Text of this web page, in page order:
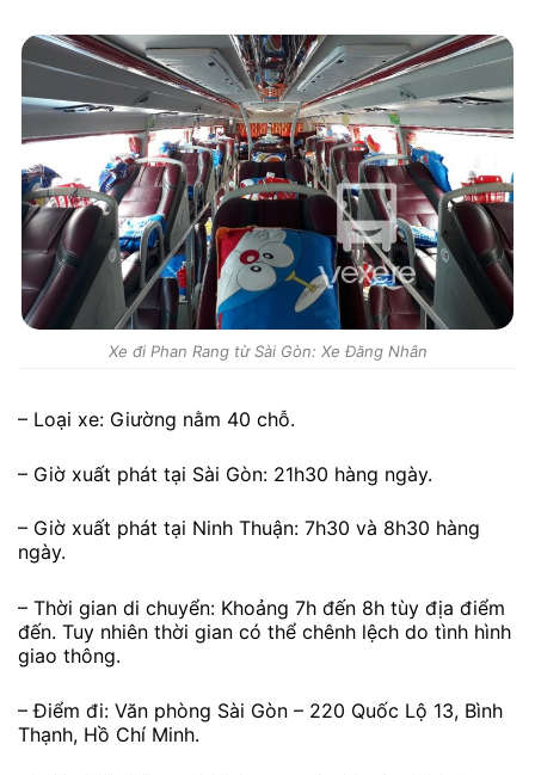
Xe đi Phan Rang từ Sài Gòn: Xe Đăng Nhân
– Loại xe: Giường nằm 40 chỗ.
– Giờ xuất phát tại Sài Gòn: 21h30 hàng ngày.
– Giờ xuất phát tại Ninh Thuận: 7h30 và 8h30 hàng
ngày.
– Thời gian di chuyển: Khoảng 7h đến 8h tùy địa điểm
đến. Tuy nhiên thời gian có thể chênh lệch do tình hình
giao thông.
– Điểm đi: Văn phòng Sài Gòn – 220 Quốc Lộ 13, Bình
Thạnh, Hồ Chí Minh.